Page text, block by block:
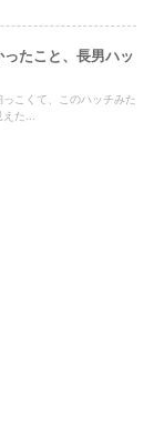
たこと、長男ハッ
こくて、このハッチみた
た...